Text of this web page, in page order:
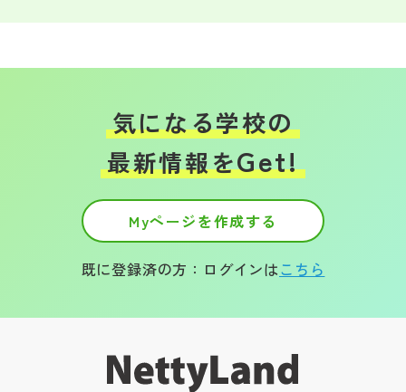
気になる学校の
最新情報をGet!
Myページを作成する
既に登録済の方：ログインはこちら